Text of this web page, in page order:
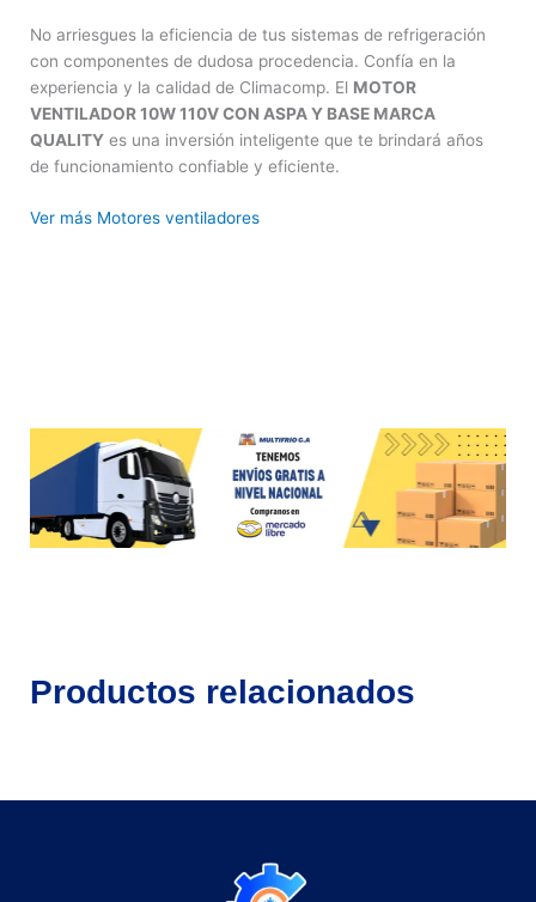
No arriesgues la eficiencia de tus sistemas de refrigeración
con componentes de dudosa procedencia. Confía en la
experiencia y la calidad de Climacomp. El MOTOR
VENTILADOR 10W 110V CON ASPA Y BASE MARCA
QUALITY es una inversión inteligente que te brindará años
de funcionamiento confiable y eficiente.
Ver más Motores ventiladores
Productos relacionados